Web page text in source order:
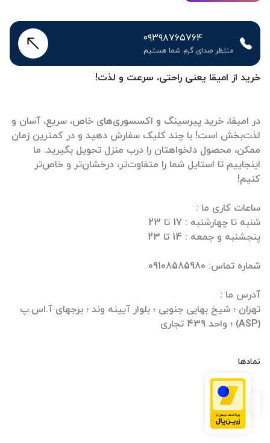
خرید از امیقا یعنی راحتی، سرعت و لذت!
در امیقا، خرید پیرسینگ و اکسسوری‌های خاص، سریع، آسان و
لذت‌بخش است! با چند کلیک سفارش دهید و در کمترین زمان
ممکن، محصول دلخواهتان را درب منزل تحویل بگیرید. ما
اینجاییم تا استایل شما را متفاوت‌تر، درخشان‌تر و خاص‌تر
تهران ؛ شیخ بهایی جنوبی ؛ بلوار آیینه وند ؛ برجهای آ.اس.پ
(ASP) ؛ واحد 439 تجاری
نمادها
۰۹۳۹۸۷۶۵۷۶۴
منتظر صدای گرم شما هستیم